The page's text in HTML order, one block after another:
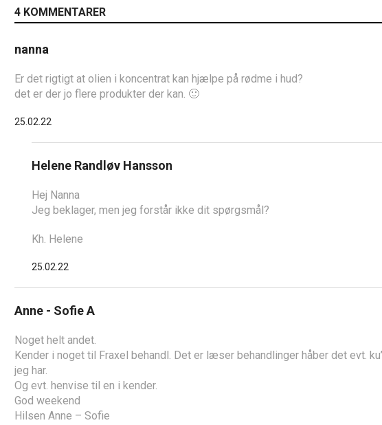
4 KOMMENTARER
nanna
Er det rigtigt at olien i koncentrat kan hjælpe på rødme i hud?
det er der jo flere produkter der kan. 🙂
25.02.22
Helene Randløv Hansson
Hej Nanna
Jeg beklager, men jeg forstår ikke dit spørgsmål?
Kh. Helene
25.02.22
Anne - Sofie A
Noget helt andet.
Kender i noget til Fraxel behandl. Det er læser behandlinger håber det evt.
jeg har.
Og evt. henvise til en i kender.
God weekend
Hilsen Anne – Sofie